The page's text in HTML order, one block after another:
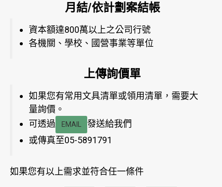
月結/依計劃案結帳
資本額達800萬以上之公司行號
各機關、學校、國營事業等單位
上傳詢價單
如果您有常用文具清單或領用清單，需要大
量詢價。
可透過
EMAIL
發送給我們
或傳真至05-5891791
如果您有以上需求並符合任一條件